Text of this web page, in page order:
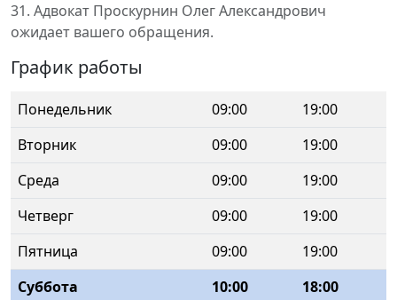
31. Адвокат Проскурнин Олег Александрович
ожидает вашего обращения.
График работы
Понедельник 09:00
19:00
Вторник
09:00
19:00
Среда
09:00
19:00
Четверг
09:00
19:00
Пятница
09:00
19:00
Суббота
10:00 18:00